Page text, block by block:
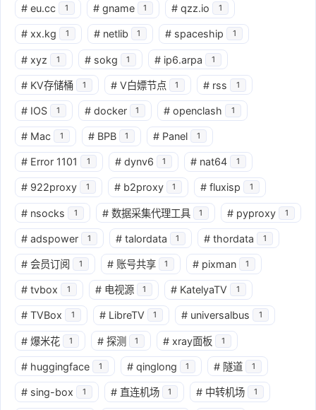
# eu.cc 1 # gname 1 # qzz.io 1
# xx.kg 1 # netlib 1 # spaceship 1
# xyz 1 # sokg 1 # ip6.arpa 1
# KV存储桶 1 # V白嫖节点 1 # rss 1
# IOS 1 # docker 1 # openclash 1
# Mac 1 # BPB 1 # Panel 1
# Error 1101 1 # dynv6 1 # nat64 1
# 922proxy 1 # b2proxy 1 # fluxisp 1
# nsocks 1 # 数据采集代理工具 1 # pyproxy 1
# adspower 1 # talordata 1 # thordata 1
# 会员订阅 1 # 账号共享 1 # pixman 1
# tvbox 1 # 电视源 1 # KatelyaTV 1
# TVBox 1 # LibreTV 1 # universalbus 1
# 爆米花 1 # 探测 1 # xray面板 1
# huggingface 1 # qinglong 1 # 隧道 1
# sing-box 1 # 直连机场 1 # 中转机场 1